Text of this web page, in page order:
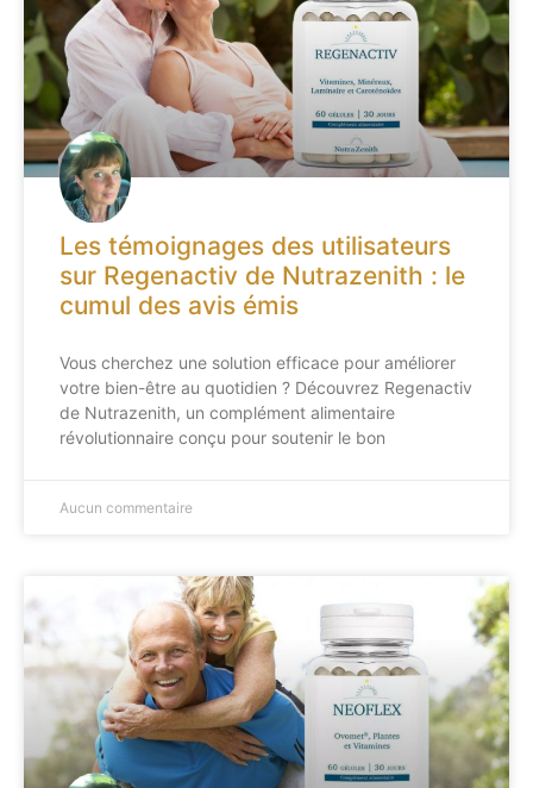
Les témoignages des utilisateurs
sur Regenactiv de Nutrazenith : le
cumul des avis émis
Vous cherchez une solution efficace pour améliorer
votre bien-être au quotidien ? Découvrez Regenactiv
de Nutrazenith, un complément alimentaire
révolutionnaire conçu pour soutenir le bon
Aucun commentaire